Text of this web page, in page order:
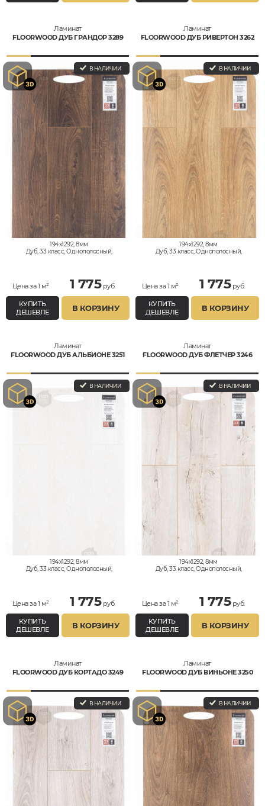
Ламинат
FLOORWOOD ДУБ ГРАНДОР 3289
В НАЛИЧИИ
194x1292, 8мм
Дуб, 33 класс, Однополосный,
Цена за 1 м² 1 775руб.
КУПИТЬ
ДЕШЕВЛЕ
В КОРЗИНУ
Ламинат
FLOORWOOD ДУБ РИВЕРТОН 3262
В НАЛИЧИИ
194x1292, 8мм
Дуб, 33 класс, Однополосный,
Цена за 1 м² 1 775руб.
КУПИТЬ
ДЕШЕВЛЕ
В КОРЗИНУ
Ламинат
FLOORWOOD ДУБ АЛЬБИОНЕ 3251
В НАЛИЧИИ
194x1292, 8мм
Дуб, 33 класс, Однополосный,
Цена за 1 м² 1 775руб.
КУПИТЬ
ДЕШЕВЛЕ
В КОРЗИНУ
Ламинат
FLOORWOOD ДУБ ФЛЕТЧЕР 3246
В НАЛИЧИИ
194x1292, 8мм
Дуб, 33 класс, Однополосный,
Цена за 1 м² 1 775руб.
КУПИТЬ
ДЕШЕВЛЕ
В КОРЗИНУ
Ламинат
FLOORWOOD ДУБ КОРТАДО 3249
В НАЛИЧИИ
Ламинат
FLOORWOOD ДУБ ВИНЬОНЕ 3250
В НАЛИЧИИ